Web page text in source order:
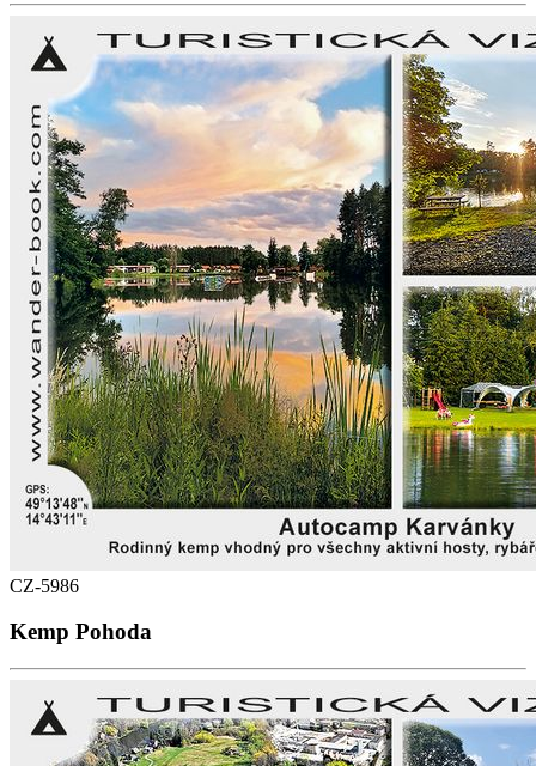
CZ-5986
Kemp Pohoda